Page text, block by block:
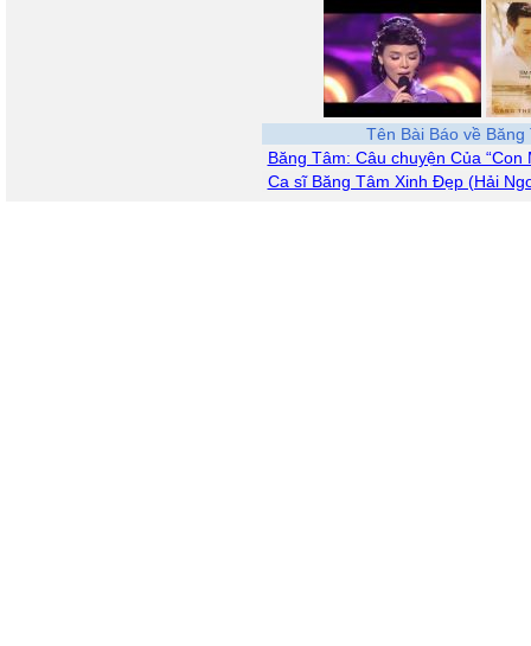
Tên Bài Báo về Băng
Băng Tâm: Câu chuyện Của “Con
Ca sĩ Băng Tâm Xinh Đẹp (Hải